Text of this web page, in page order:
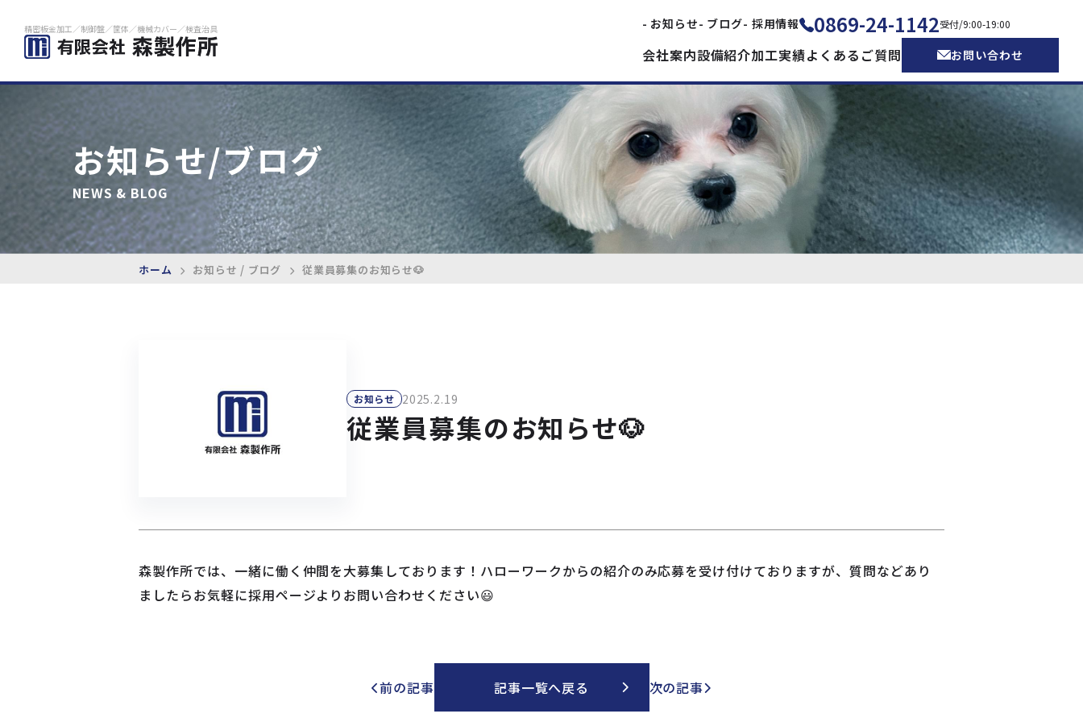
精密板金加工／制御盤／筐体／機械カバー／検査治具 - お知らせ- ブログ- 採用情報 0869-24-1142受付/9:00-19:00
会社案内設備紹介加工実績よくあるご質問 お問い合わせ
お知らせ/ブログ
NEWS & BLOG
ホーム お知らせ / ブログ 従業員募集のお知らせ🐶
お知らせ 2025.2.19
従業員募集のお知らせ🐶
森製作所では、一緒に働く仲間を大募集しております！ハローワークからの紹介のみ応募を受け付けておりますが、質問などあり
ましたらお気軽に採用ページよりお問い合わせください😃
前の記事 記事一覧へ戻る 次の記事